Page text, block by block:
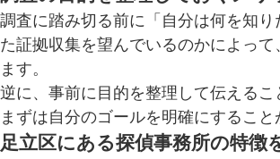
調査に踏み切る前に「自分は何を知
た証拠収集を望んでいるのかによっ
ます。
逆に、事前に目的を整理して伝える
まずは自分のゴールを明確にすること
足立区にある探偵事務所の特徴